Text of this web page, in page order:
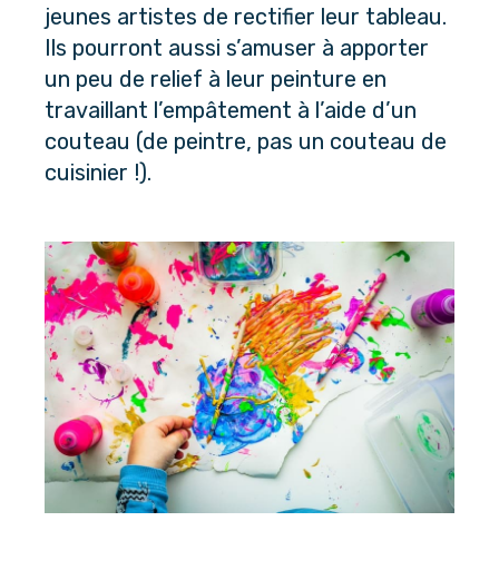
jeunes artistes de rectifier leur tableau.
Ils pourront aussi s’amuser à apporter
un peu de relief à leur peinture en
travaillant l’empâtement à l’aide d’un
couteau (de peintre, pas un couteau de
cuisinier !).